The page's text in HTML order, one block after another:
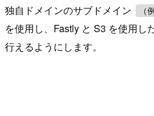
独自ドメインのサブドメイン
を使用し、Fastly と S3 を使用し
行えるようにします。